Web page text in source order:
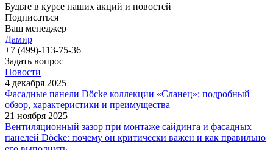
Будьте в курсе наших акций и новостей
Подписаться
Ваш менеджер
Дамир
+7 (499)-113-75-36
Задать вопрос
Новости
4 декабря 2025
Фасадные панели Döcke коллекции «Сланец»: подробный
обзор, характеристики и преимущества
21 ноября 2025
Вентиляционный зазор при монтаже сайдинга и фасадных
панелей Döcke: почему он критически важен и как правильно